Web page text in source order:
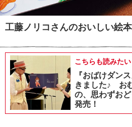
工藤ノリコさんのおいしい絵
こちらも読みたい
『おばけダン
きました♪ お
の、思わずお
発売！